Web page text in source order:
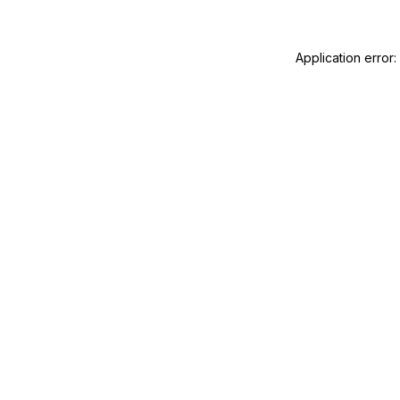
Application